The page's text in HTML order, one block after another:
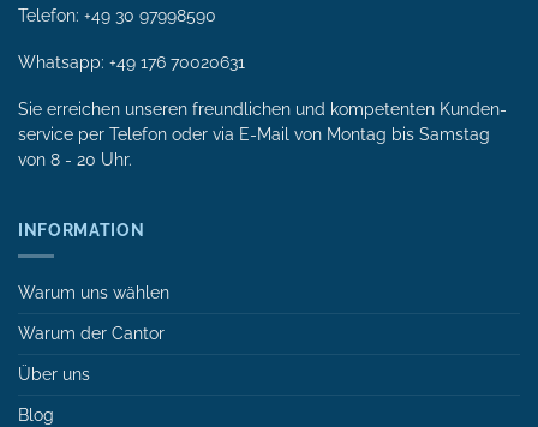
Telefon: +49 30 97998590
Whatsapp: +49 176 70020631
Sie erreichen unseren freundlichen und kompetenten Kunden­
service per Tele­fon oder via E-Mail von Mon­tag bis Samstag
von 8 - 20 Uhr.
INFORMATION
Warum uns wählen
Warum der Cantor
Über uns
Blog